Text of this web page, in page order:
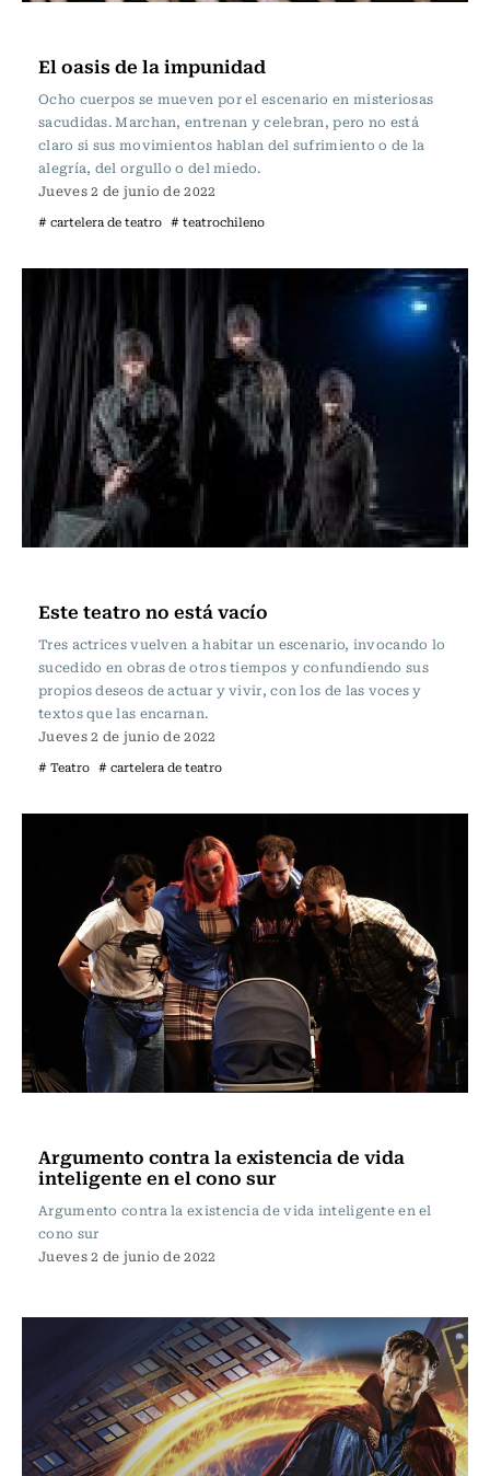
El oasis de la impunidad
Ocho cuerpos se mueven por el escenario en misteriosas
sacudidas. Marchan, entrenan y celebran, pero no está
claro si sus movimientos hablan del sufrimiento o de la
alegría, del orgullo o del miedo.
Jueves 2 de junio de 2022
# cartelera de teatro # teatrochileno
Este teatro no está vacío
Tres actrices vuelven a habitar un escenario, invocando lo
sucedido en obras de otros tiempos y confundiendo sus
propios deseos de actuar y vivir, con los de las voces y
textos que las encarnan.
Jueves 2 de junio de 2022
# Teatro # cartelera de teatro
Argumento contra la existencia de vida
inteligente en el cono sur
Argumento contra la existencia de vida inteligente en el
cono sur
Jueves 2 de junio de 2022